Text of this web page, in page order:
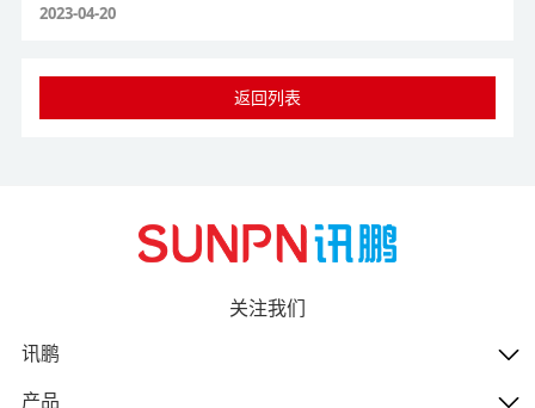
2023-04-20
返回列表
关注我们
讯鹏
产品